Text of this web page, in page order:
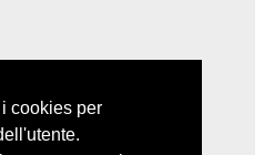
cookies per